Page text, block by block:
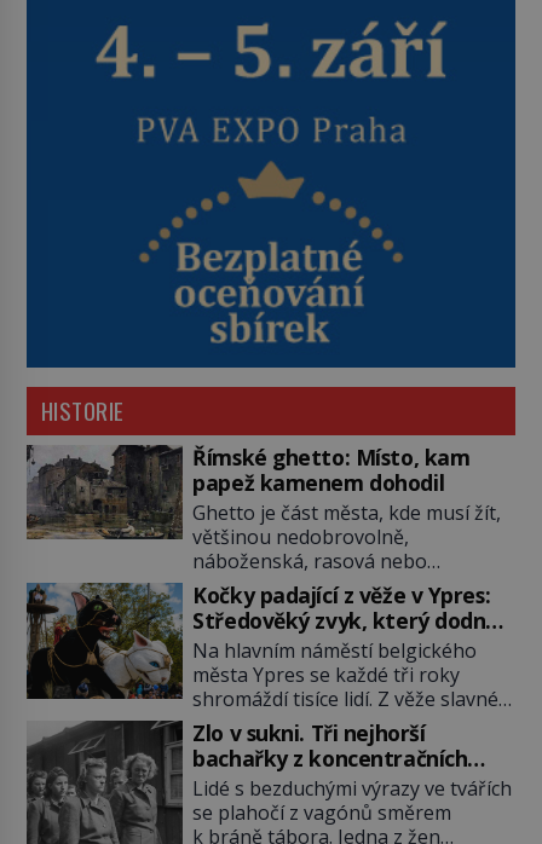
HISTORIE
Římské ghetto: Místo, kam
papež kamenem dohodil
Ghetto je část města, kde musí žít,
většinou nedobrovolně,
náboženská, rasová nebo
národnostní menšina obyvatel.
Bohaté historické zkušenosti mají s
takovým životem Židé. Už od
středověku jsou totiž v každou
chvíli nuceni v nějakém žít. Mezi ty
nejslavnější patří i římské ghetto
založené v roce 1555. Pokud jde o
vztah k Židům, nemá se Řím čím
chlubit. […]
Kočky padající z věže v Ypres:
Středověký zvyk, který dodnes
budí rozpaky
Na hlavním náměstí belgického
města Ypres se každé tři roky
shromáždí tisíce lidí. Z věže slavné
tržnice létají do davu kočky, diváci
jásají a snaží se je chytit. Naštěstí
už nejde o živá zvířata, ale jenom o
plyšové suvenýry. Kdysi to ale bylo
jinak. Tato veselá podívaná
Zlo v sukni. Tři nejhorší
bachařky z koncentračních
táborů
Lidé s bezduchými výrazy ve tvářích
se plahočí z vagónů směrem
k bráně tábora. Jedna z žen